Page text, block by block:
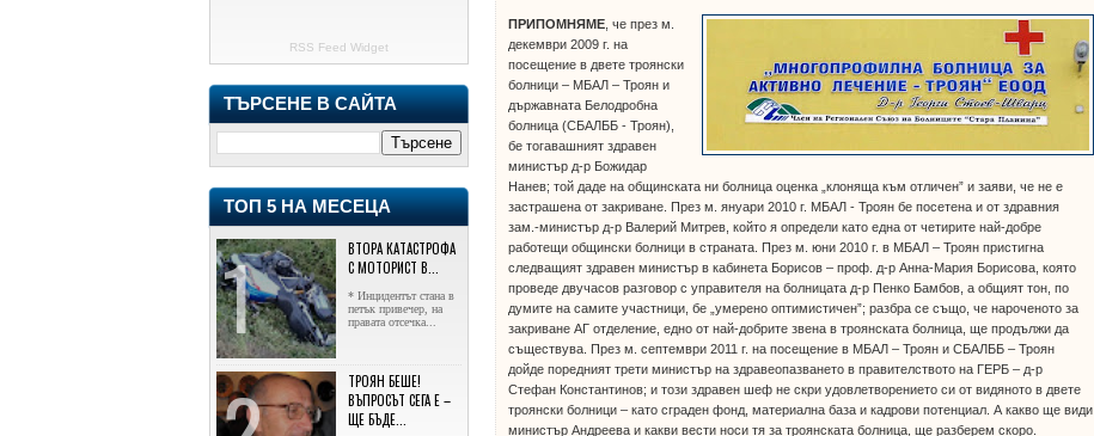
RSS Feed Widget
ТЪРСЕНЕ В САЙТА
ТОП 5 НА МЕСЕЦА
ВТОРА КАТАСТРОФА
С МОТОРИСТ В...
* Инцидентът стана в
петък привечер, на
правата отсечка...
ТРОЯН БЕШЕ!
ВЪПРОСЪТ СЕГА Е –
ЩЕ БЪДЕ...
ПРИПОМНЯМЕ , че през м.
декември 2009 г. на
посещение в двете троянски
болници – МБАЛ – Троян и
държавната Белодробна
болница (СБАЛББ - Троян),
бе тогавашният здравен
министър д-р Божидар
Нанев; той даде на общинската ни болница оценка „клоняща към отличен” и заяви, че не е
застрашена от закриване. През м. януари 2010 г. МБАЛ - Троян бе посетена и от здравния
зам.-министър д-р Валерий Митрев, който я определи като една от четирите най-добре
работещи общински болници в страната. През м. юни 2010 г. в МБАЛ – Троян пристигна
следващият здравен министър в кабинета Борисов – проф. д-р Анна-Мария Борисова, която
проведе двучасов разговор с управителя на болницата д-р Пенко Бамбов, а общият тон, по
думите на самите участници, бе „умерено оптимистичен”; разбра се също, че нароченото за
закриване АГ отделение, едно от най-добрите звена в троянската болница, ще продължи да
съществува. През м. септември 2011 г. на посещение в МБАЛ – Троян и СБАЛББ – Троян
дойде поредният трети министър на здравеопазването в правителството на ГЕРБ – д-р
Стефан Константинов; и този здравен шеф не скри удовлетворението си от видяното в двете
троянски болници – като сграден фонд, материална база и кадрови потенциал. А какво ще види
министър Андреева и какви вести носи тя за троянската болница, ще разберем скоро.